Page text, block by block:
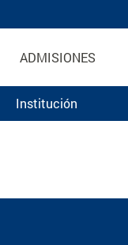
ADMISIONES
Institución
|